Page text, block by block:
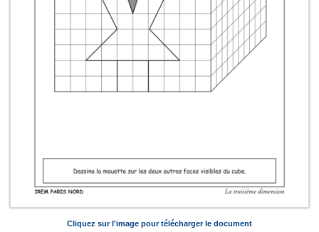
Cliquez sur l'image pour télécharger le document